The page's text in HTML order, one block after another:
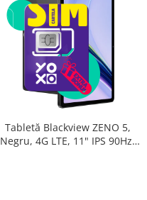
Tabletă Blackview ZENO 5,
Negru, 4G LTE, 11" IPS 90Hz,